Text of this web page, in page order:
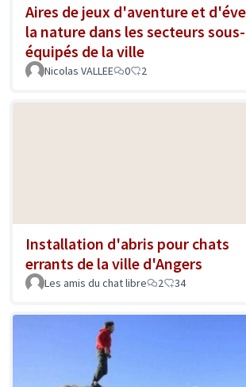
Aires de jeux d'aventure et
la nature dans les secteurs sous-
équipés de la ville
Nicolas VALLEE 0 2
Installation d'abris pour chats
errants de la ville d'Angers
Les amis du chat libre 2 34